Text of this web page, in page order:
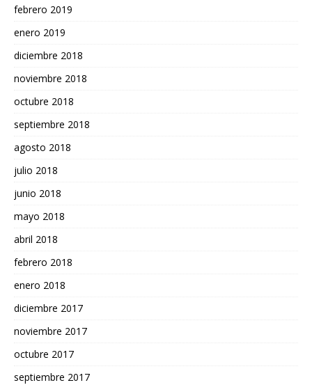
febrero 2019
enero 2019
diciembre 2018
noviembre 2018
octubre 2018
septiembre 2018
agosto 2018
julio 2018
junio 2018
mayo 2018
abril 2018
febrero 2018
enero 2018
diciembre 2017
noviembre 2017
octubre 2017
septiembre 2017